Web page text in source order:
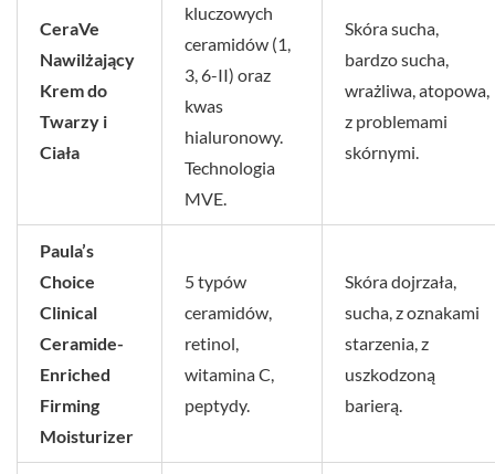
CeraVe
Nawilżający
Krem do
Twarzy i
Ciała
kluczowych
ceramidów (1,
3, 6-II) oraz
kwas
hialuronowy.
Technologia
MVE.
Skóra sucha,
bardzo sucha,
wrażliwa, atopowa,
z problemami
skórnymi.
Paula’s
Choice
Clinical
Ceramide-
Enriched
Firming
Moisturizer
5 typów
ceramidów,
retinol,
witamina C,
peptydy.
Skóra dojrzała,
sucha, z oznakami
starzenia, z
uszkodzoną
barierą.